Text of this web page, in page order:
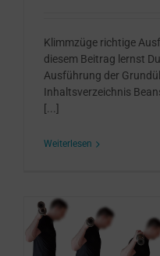
Klimmzüge richtige
diesem Beitrag lernst
Ausführung der
Inhaltsverzeichnis
[...]
Weiterlesen